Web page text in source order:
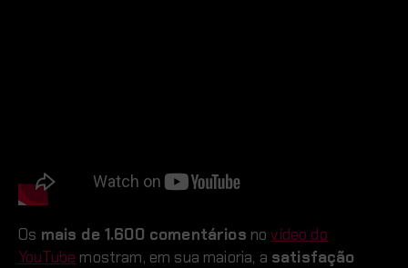
Os mais de 1.600 comentários novídeo do
YouTube mostram, em sua maioria, a satisfação